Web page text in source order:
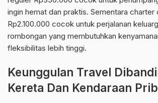
ingin hemat dan praktis. Sementara
Rp2.100.000 cocok untuk perjalanan
rombongan yang membutuhkan
fleksibilitas lebih tinggi.
Keunggulan Travel
Kereta Dan Kendaraan